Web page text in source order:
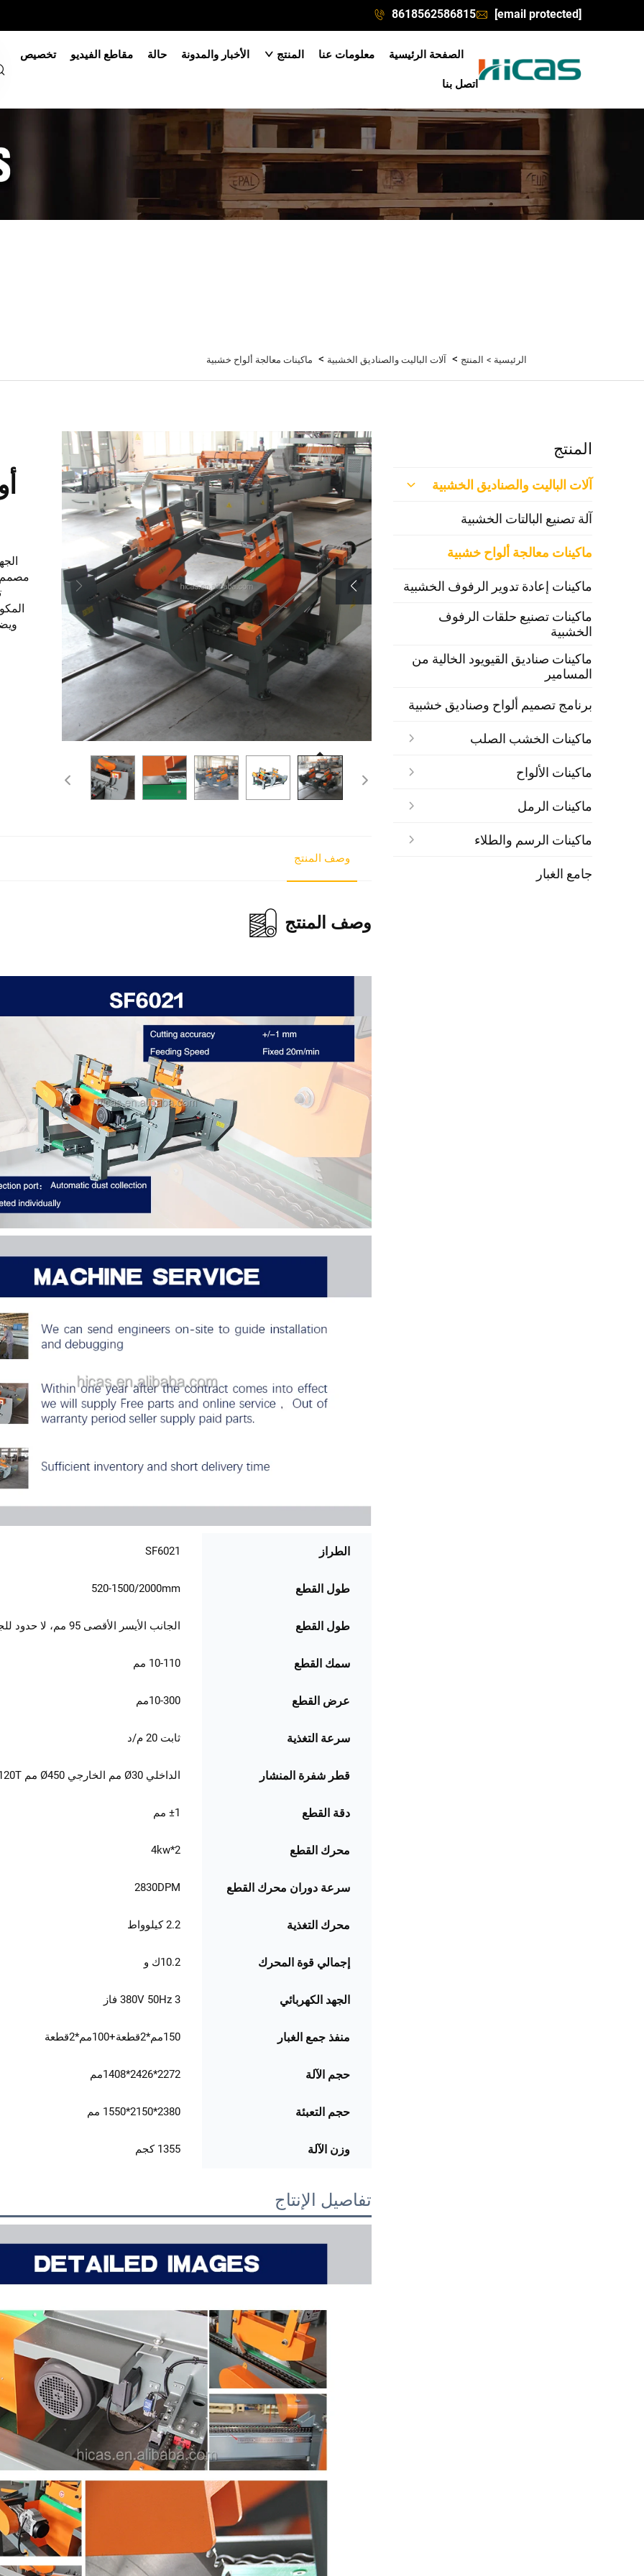
[email protected]
8618562586815
الصفحة الرئيسية معلومات عنا المنتج الأخبار والمدونة حالة مقاطع الفيديو تخصيص
اتصل بنا
الرئيسية > المنتج > آلات الباليت والصناديق الخشبية > ماكينات معالجة ألواح خشبية
المنتج
آلات الباليت والصناديق الخشبية
آلة تصنيع البالتات الخشبية
ماكينات معالجة ألواح خشبية
ماكينات إعادة تدوير الرفوف الخشبية
ماكينات تصنيع حلقات الرفوف
الخشبية
ماكينات صناديق القيويود الخالية من
المسامير
برنامج تصميم ألواح وصناديق خشبية
ماكينات الخشب الصلب
ماكينات الألواح
ماكينات الرمل
ماكينات الرسم والطلاء
جامع الغبار
مصمم
وصف المنتج
وصف المنتج
الطراز SF6021
طول القطع 520-1500/2000mm
طول القطع الجانب الأيسر الأقصى 95 مم، لا حدود للجانب الأيمن
سمك القطع 10-110 مم
عرض القطع 10-300مم
سرعة التغذية ثابت 20 م/د
قطر شفرة المنشار الداخلي Ø30 مم الخارجي Ø450 مم 120T
دقة القطع ±1 مم
محرك القطع 2*4kw
سرعة دوران محرك القطع 2830DPM
محرك التغذية 2.2 كيلوواط
إجمالي قوة المحرك 10.2ك و
الجهد الكهربائي 380V 50Hz 3 فاز
منفذ جمع الغبار 150مم*2قطعة+100مم*2قطعة
حجم الآلة 2272*2426*1408مم
حجم التعبئة 2380*2150*1550 مم
وزن الآلة 1355 كجم
تفاصيل الإنتاج